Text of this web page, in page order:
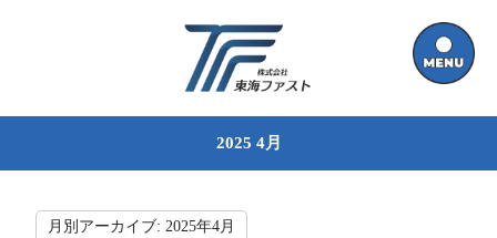
2025 4月
月別アーカイブ:2025年4月